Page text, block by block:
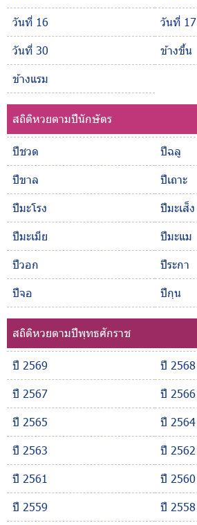
วันที่ 16
วันที่ 17
วันที่ 30
ข้างขึ้น
ข้างแรม
สถิติหวยตามปีนักษัตร
ปีชวด
ปีฉลู
ปีขาล
ปีเถาะ
ปีมะโรง
ปีมะเส็ง
ปีมะเมีย
ปีมะแม
ปีวอก
ปีระกา
ปีจอ
ปีกุน
สถิติหวยตามปีพุทธศักราช
ปี 2569
ปี 2568
ปี 2567
ปี 2566
ปี 2565
ปี 2564
ปี 2563
ปี 2562
ปี 2561
ปี 2560
ปี 2559
ปี 2558